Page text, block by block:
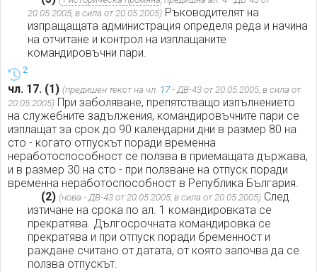
20.05.2005, в сила от 20.05.2005) Ръководителят на
изпращащата администрация определя реда и начина
на отчитане и контрол на изплащаните
командировъчни пари.
2
чл. 17. (1) (предишен текст на чл. 17- ДВ-43 от 20.05.2005, в сила от
20.05.2005) При заболяване, препятстващо изпълнението
на служебните задължения, командировъчните пари се
изплащат за срок до 90 календарни дни в размер 80 на
сто - когато отпускът поради временна
неработоспособност се ползва в приемащата държава,
и в размер 30 на сто - при ползване на отпуск поради
временна неработоспособност в Република България.
(2) (нова - ДВ-43 от 20.05.2005, в сила от 20.05.2005) След
изтичане на срока по ал. 1 командировката се
прекратява. Дългосрочната командировка се
прекратява и при отпуск поради бременност и
раждане считано от датата, от която започва да се
ползва отпускът.